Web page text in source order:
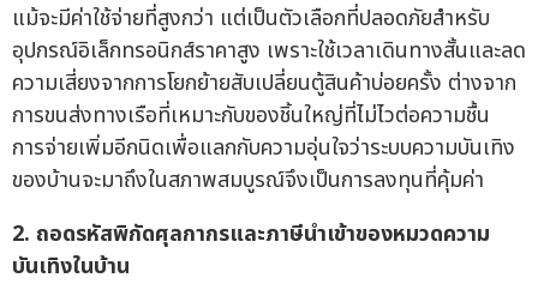
แม้จะมีค่าใช้จ่ายที่สูงกว่า แต่เป็นตัวเลือกที่ปลอดภัยสำหรับ
อุปกรณ์อิเล็กทรอนิกส์ราคาสูง เพราะใช้เวลาเดินทางสั้นและลด
ความเสี่ยงจากการโยกย้ายสับเปลี่ยนตู้สินค้าบ่อยครั้ง ต่างจาก
การขนส่งทางเรือที่เหมาะกับของชิ้นใหญ่ที่ไม่ไวต่อความชื้น
การจ่ายเพิ่มอีกนิดเพื่อแลกกับความอุ่นใจว่าระบบความบันเทิง
ของบ้านจะมาถึงในสภาพสมบูรณ์จึงเป็นการลงทุนที่คุ้มค่า
2. ถอดรหัสพิกัดศุลกากรและภาษีนำเข้าของหมวดความ
บันเทิงในบ้าน